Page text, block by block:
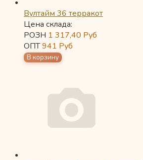
Вултайм 36 терракот
Цена склада:
РОЗН 1 317,40 Руб
ОПТ941 Руб